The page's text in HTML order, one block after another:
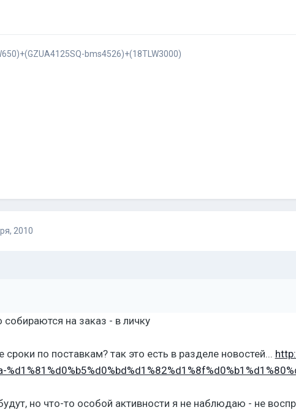
bms4526)+(18TLW3000)
2010
на заказ - в личку
сроки по поставкам? так это есть в разделе новостей...
но что-то особой активности я не наблюдаю - не